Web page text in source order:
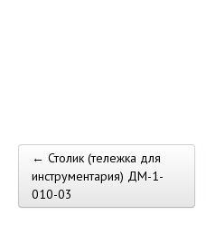
Post navigation
← Столик (тележка для
инструментария) ДМ-1-
010-03